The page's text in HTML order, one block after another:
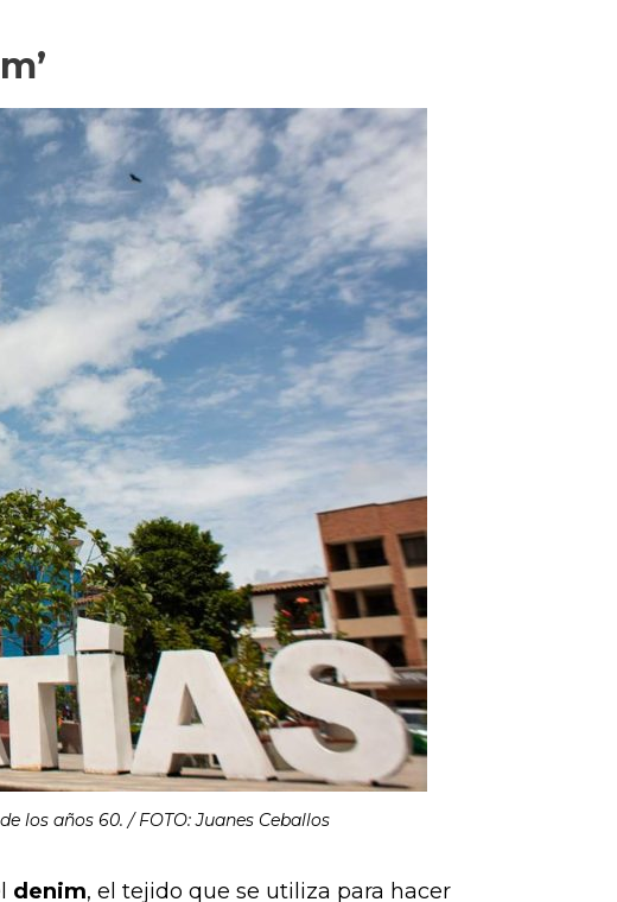
los años 60. / FOTO: Juanes Ceballos
denim, el tejido que se utiliza para hacer